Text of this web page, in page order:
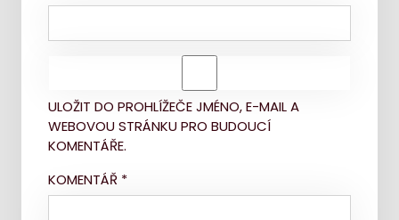
ULOŽIT DO PROHLÍŽEČE JMÉNO, E-MAIL A
WEBOVOU STRÁNKU PRO BUDOUCÍ
KOMENTÁŘE.
KOMENTÁŘ *